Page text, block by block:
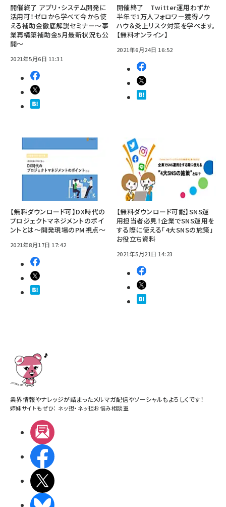
開催終了 アプリ・システム開発に
活用可！ゼロから学べて今から使
える補助金徹底解説セミナー～事
業再構築補助金5月最新状況も公
開～
2021年5月6日 11:31
開催終了 Twitter運用わずか
半年で1万人フォロワー獲得ノウ
ハウ＆炎上リスク対策を学べます。
【無料オンライン】
2021年6月24日 16:52
【無料ダウンロード可】DX時代の
プロジェクトマネジメントのポイ
ントとは～開発現場のPM視点～
2021年8月17日 17:42
【無料ダウンロード可能】SNS運
用担当者必見！企業でSNS運用を
する際に使える「4大SNSの施策」
お役立ち資料
2021年5月21日 14:23
業界情報やナレッジが詰まったメルマガ配信やソーシャルもよろしくです！
姉妹サイトもぜひ： ネッ担・ ネッ担お悩み相談室